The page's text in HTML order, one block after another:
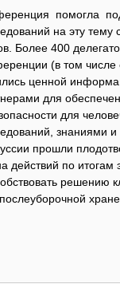
помогла
на эту
Более 400
(в том числе
ценной
для
для
знаниями
прошли
действий по итогам
решению